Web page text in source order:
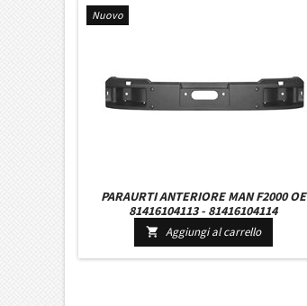
Nuovo
PARAURTI ANTERIORE MAN F2000 OE
81416104113 - 81416104114
 Aggiungi al carrello